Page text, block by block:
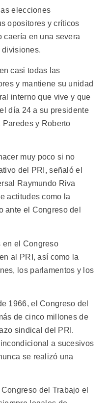
elecciones
opositores y críticos
caería en una severa
casi todas las
y mantiene su unidad
interno que vive y que
día 24 a su presidente
y Roberto
muy poco si no
del PRI, señaló el
Raymundo Riva
actitudes como la
ante el Congreso del
en el Congreso
al PRI, así como la
los parlamentos y los
1966, el Congreso del
de cinco millones de
sindical del PRI.
a sucesivos
se realizó una
del Trabajo el